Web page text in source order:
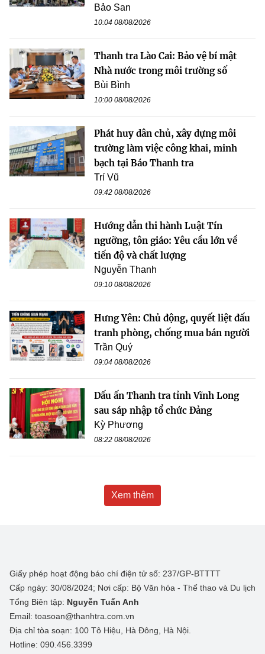
Bảo San
10:04 08/08/2026
Thanh tra Lào Cai: Bảo vệ bí mật
Nhà nước trong môi trường số
Bùi Bình
10:00 08/08/2026
Phát huy dân chủ, xây dựng môi
trường làm việc công khai, minh
bạch tại Báo Thanh tra
Trí Vũ
09:42 08/08/2026
Hướng dẫn thi hành Luật Tín
ngưỡng, tôn giáo: Yêu cầu lớn về
tiến độ và chất lượng
Nguyễn Thanh
09:10 08/08/2026
Hưng Yên: Chủ động, quyết liệt đấu
tranh phòng, chống mua bán người
Trần Quý
09:04 08/08/2026
Dấu ấn Thanh tra tỉnh Vĩnh Long
sau sáp nhập tổ chức Đảng
Kỳ Phương
08:22 08/08/2026
Xem thêm
Giấy phép hoạt động báo chí điện tử số: 237/GP-BTTTT
Cấp ngày: 30/08/2024; Nơi cấp: Bộ Văn hóa - Thể thao và Du lịch
Tổng Biên tập: Nguyễn Tuấn Anh
Email: toasoan@thanhtra.com.vn
Địa chỉ tòa soạn: 100 Tô Hiệu, Hà Đông, Hà Nội.
Hotline: 090.456.3399